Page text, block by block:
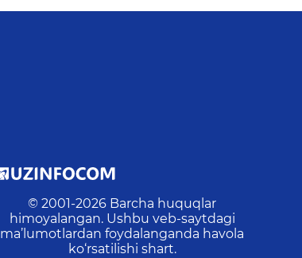
© 2001-2026 Barcha huquqlar
himoyalangan. Ushbu veb-saytdagi
ma’lumotlardan foydalanganda havola
ko‘rsatilishi shart.